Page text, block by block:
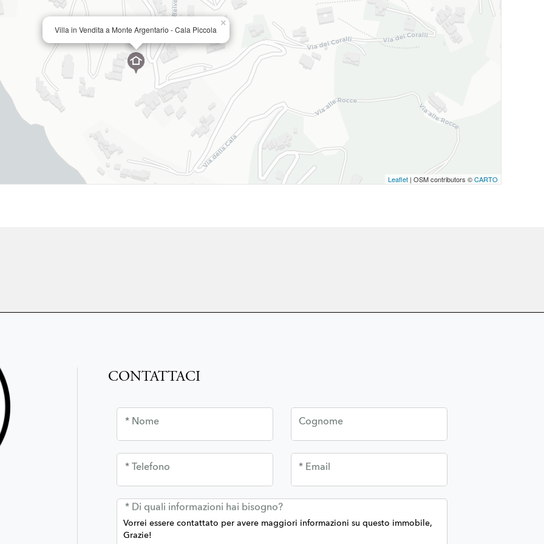
Villa in Vendita a Monte Argentario - Cala Piccola
×
Leaflet | OSM contributors ©CARTO
CONTATTACI
* Nome Cognome
* Telefono * Email
* Di quali informazioni hai bisogno?